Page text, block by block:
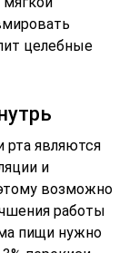
целебные
рта являются
и
возможно
работы
пищи нужно